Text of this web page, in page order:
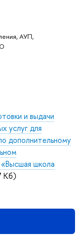
АУП,
и выдачи
услуг для
дополнительному
школа
Кб)